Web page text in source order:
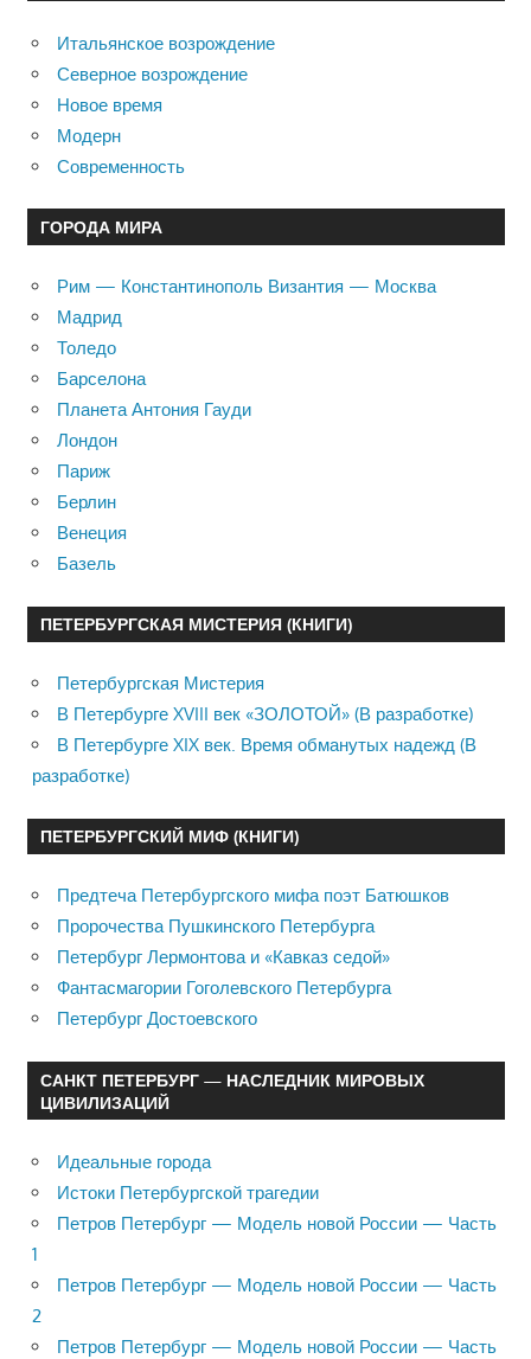
Итальянское возрождение
Северное возрождение
Новое время
Модерн
Современность
ГОРОДА МИРА
Рим — Константинополь Византия — Москва
Мадрид
Толедо
Барселона
Планета Антония Гауди
Лондон
Париж
Берлин
Венеция
Базель
ПЕТЕРБУРГСКАЯ МИСТЕРИЯ (КНИГИ)
Петербургская Мистерия
В Петербурге XVIII век «ЗОЛОТОЙ» (В разработке)
В Петербурге XIX век. Время обманутых надежд (В
разработке)
ПЕТЕРБУРГСКИЙ МИФ (КНИГИ)
Предтеча Петербургского мифа поэт Батюшков
Пророчества Пушкинского Петербурга
Петербург Лермонтова и «Кавказ седой»
Фантасмагории Гоголевского Петербурга
Петербург Достоевского
САНКТ ПЕТЕРБУРГ — НАСЛЕДНИК МИРОВЫХ
ЦИВИЛИЗАЦИЙ
Идеальные города
Истоки Петербургской трагедии
Петров Петербург — Модель новой России — Часть
1
Петров Петербург — Модель новой России — Часть
2
Петров Петербург — Модель новой России — Часть